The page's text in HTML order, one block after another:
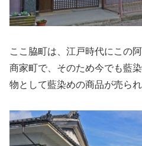
ここ脇町は、江戸時代にこの
商家町で、そのため今でも藍
物として藍染めの商品が売られ